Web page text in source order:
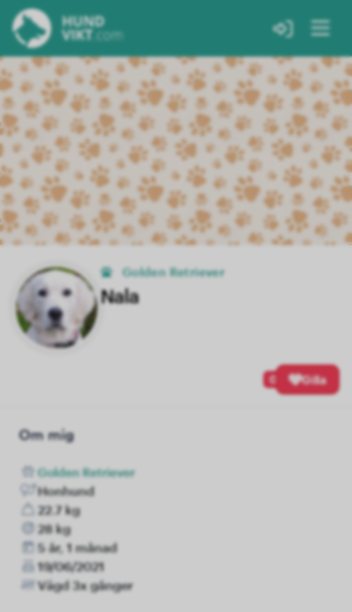
Golden Retriever
Nala
0 Gilla
Om mig
Golden Retriever
Honhund
22.7 kg
28 kg
5 år, 1 månad
19/06/2021
Vägd 3x gånger